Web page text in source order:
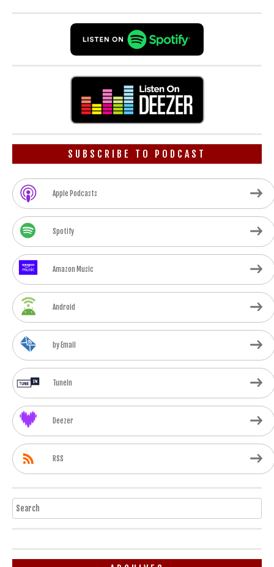
SUBSCRIBE TO PODCAST
Apple Podcasts
Spotify
Amazon Music
Android
by Email
TuneIn
Deezer
RSS
Search